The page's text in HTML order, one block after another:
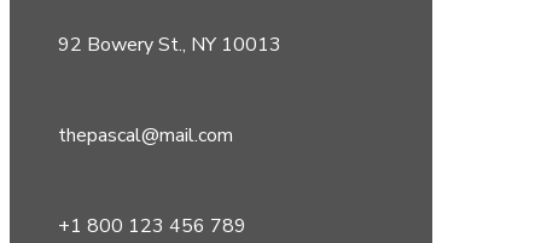
92 Bowery St., NY 10013
thepascal@mail.com
+1 800 123 456 789